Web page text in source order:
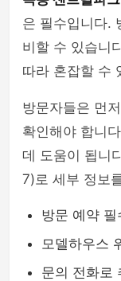
은 필수입니다.
비할 수 있습니
따라 혼잡할 수
방문자들은 먼저
확인해야 합니
데 도움이 됩니
7)로 세부 정보
방문 예약 필
모델하우스
문의 전화로